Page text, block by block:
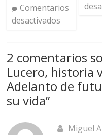
Comentarios
desactivados
2 comentarios
Lucero, historia
Adelanto de
su vida”
Miguel